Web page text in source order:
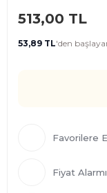
513,00 TL
53,89 TL'den
Fiyat Alarmı